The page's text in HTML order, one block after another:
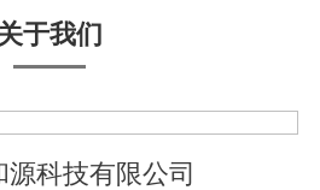
于我们
源科技有限公司